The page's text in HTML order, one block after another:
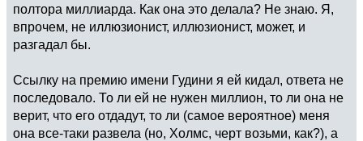
полтора миллиарда. Как она это делала? Не знаю. Я,
впрочем, не иллюзионист, иллюзионист, может, и
разгадал бы.
Ссылку на премию имени Гудини я ей кидал, ответа не
последовало. То ли ей не нужен миллион, то ли она не
верит, что его отдадут, то ли (самое вероятное) меня
она все-таки развела (но, Холмс, черт возьми, как?), а